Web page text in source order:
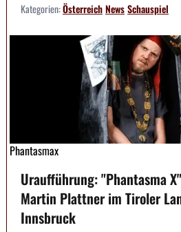
Kategorien:ÖsterreichNewsSchauspiel
Phantasmax
Uraufführung: "Phantasma
Martin Plattner im Tiroler
Innsbruck